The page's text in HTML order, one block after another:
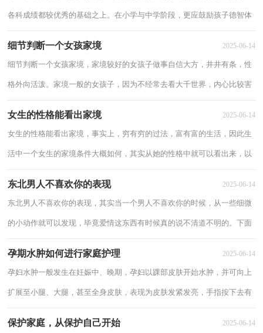
各科成绩都较优秀的基础之上。在小学与中学阶段，更应鼓励孩子德智体
细节判断一个女孩家境 2025-06-14
细节判断一个女孩家境，家境较好的女孩子做事自信大方，井井有条，性
格外向活泼。家境一般的女孩子，因为不经常去看大千世界，内心比较害
女生的性格能看出家境 2025-06-14
女生的性格能看出家境，事实上，穷有穷的过法，富有富的生活，因此生
活中一个女生的家境条件大概如何，其实从她的性格中就可以看出来，以
东北男人不喜欢你的表现 2025-06-14
东北男人不喜欢你的表现，其实当一个男人不喜欢你的时候，从一些细微
的小动作就可以发现，毕竟爱情这东西有时候真的说不清道不明的。下面
孕期水肿如何进行家庭护理 2025-06-14
孕妇水肿一般发生在妊娠中、晚期，孕妇以踝部皮肤开始水肿，并可向上
扩展至小腿、大腿，甚至全身皮肤，表现为皮肤发紧发亮，手指按下去有
保护家庭，从保护自己开始 2025-06-14